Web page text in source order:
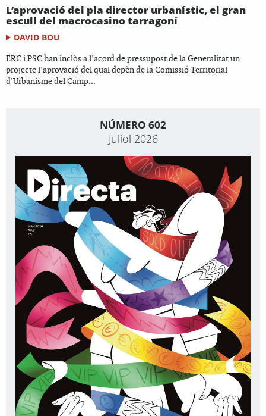
L’aprovació del pla director urbanístic, el gran
escull del macrocasino tarragoní
DAVID BOU
ERC i PSC han inclòs a l’acord de pressupost de la Generalitat un
projecte l’aprovació del qual depèn de la Comissió Territorial
d’Urbanisme del Camp...
NÚMERO 602
Juliol 2026